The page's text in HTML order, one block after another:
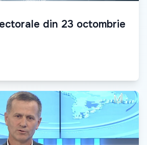
din 23 octombrie